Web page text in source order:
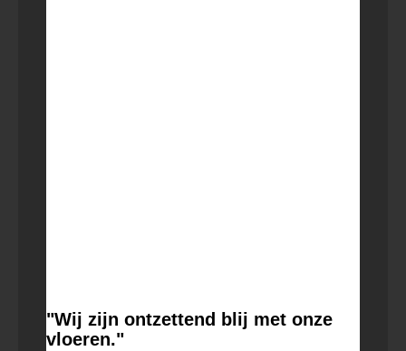
"Wij zijn ontzettend blij met onze
vloeren."